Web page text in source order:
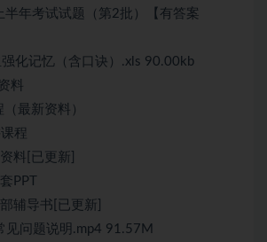
年考试试题（第2批）【有答案
化记忆（含口诀）.xls 90.00kb
料
最新资料）
程
料[已更新]
PPT
辅导书[已更新]
见问题说明.mp4 91.57M